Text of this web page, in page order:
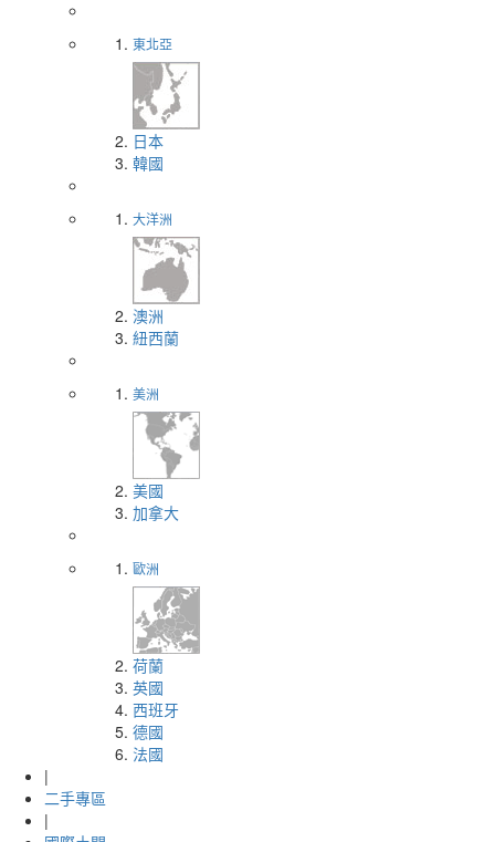
東北亞
日本
韓國
大洋洲
澳洲
紐西蘭
美洲
美國
加拿大
歐洲
荷蘭
英國
西班牙
德國
法國
|
二手專區
|